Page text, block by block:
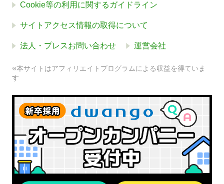
Cookie等の利用に関するガイドライン
サイトアクセス情報の取得について
法人・プレスお問い合わせ 運営会社
※本サイトはアフィリエイトプログラムによる収益を得ていま
す